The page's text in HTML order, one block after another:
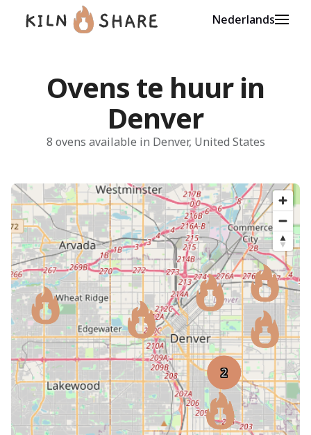
Nederlands
Ovens te huur in
Denver
8 ovens available in Denver, United States